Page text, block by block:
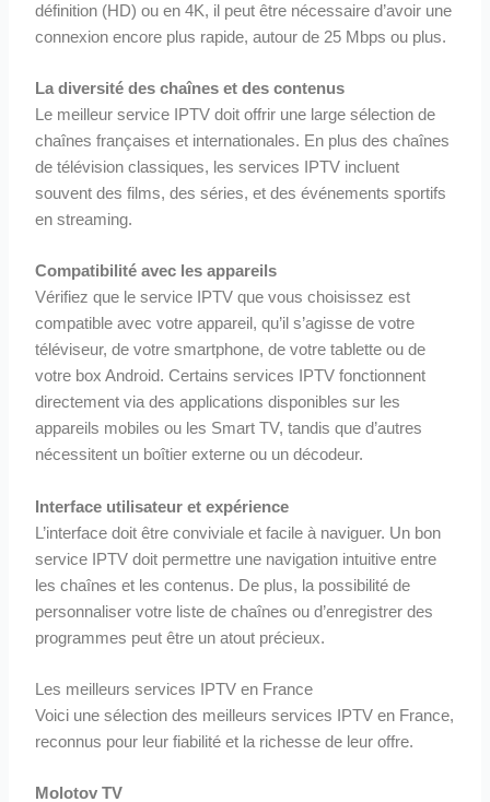
définition (HD) ou en 4K, il peut être nécessaire d’avoir une
connexion encore plus rapide, autour de 25 Mbps ou plus.
La diversité des chaînes et des contenus
Le meilleur service IPTV doit offrir une large sélection de
chaînes françaises et internationales. En plus des chaînes
de télévision classiques, les services IPTV incluent
souvent des films, des séries, et des événements sportifs
en streaming.
Compatibilité avec les appareils
Vérifiez que le service IPTV que vous choisissez est
compatible avec votre appareil, qu’il s’agisse de votre
téléviseur, de votre smartphone, de votre tablette ou de
votre box Android. Certains services IPTV fonctionnent
directement via des applications disponibles sur les
appareils mobiles ou les Smart TV, tandis que d’autres
nécessitent un boîtier externe ou un décodeur.
Interface utilisateur et expérience
L’interface doit être conviviale et facile à naviguer. Un bon
service IPTV doit permettre une navigation intuitive entre
les chaînes et les contenus. De plus, la possibilité de
personnaliser votre liste de chaînes ou d’enregistrer des
programmes peut être un atout précieux.
Les meilleurs services IPTV en France
Voici une sélection des meilleurs services IPTV en France,
reconnus pour leur fiabilité et la richesse de leur offre.
Molotov TV